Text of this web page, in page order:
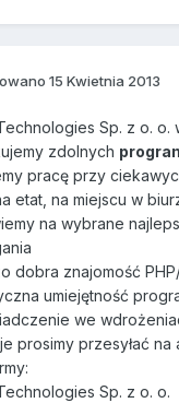
15 Kwietnia 2013
Sp. z o.
zdolnych
pracę przy
etat, na miejscu w
na wybrane
dobra znajomość
umiejętność
we
prosimy przesyłać
Sp. z o. o.